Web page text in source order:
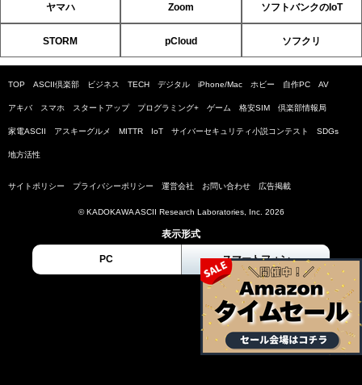
ヤマハ Zoom ソフトバンクのIoT
STORM pCloud ソフクリ
TOP ASCII倶楽部 ビジネス TECH デジタル iPhone/Mac ホビー 自作PC AV
アキバ スマホ スタートアップ プログラミング+ ゲーム 格安SIM 倶楽部情報局
家電ASCII アスキーグルメ MITTR IoT サイバーセキュリティ小説コンテスト SDGs
地方活性
サイトポリシー プライバシーポリシー 運営会社 お問い合わせ 広告掲載
© KADOKAWA ASCII Research Laboratories, Inc. 2026
表示形式
PC スマートフォン